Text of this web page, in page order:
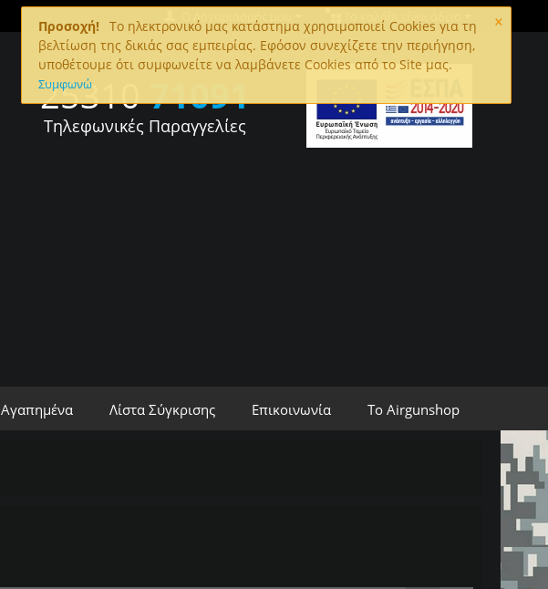
×
Προσοχή!
To ηλεκτρονικό μας κατάστημα χρησιμοποιεί Cookies για τη
βελτίωση της δικιάς σας εμπειρίας. Εφόσον συνεχίζετε την περιήγηση,
υποθέτουμε ότι συμφωνείτε να λαμβάνετε Cookies από το Site μας.
Συμφωνώ
Το καλάθι είναι άδειο
Ο Λογαριασμός μου
2531071091
Τηλεφωνικές Παραγγελίες
Αγαπημένα Λίστα Σύγκρισης Επικοινωνία Το Airgunshop